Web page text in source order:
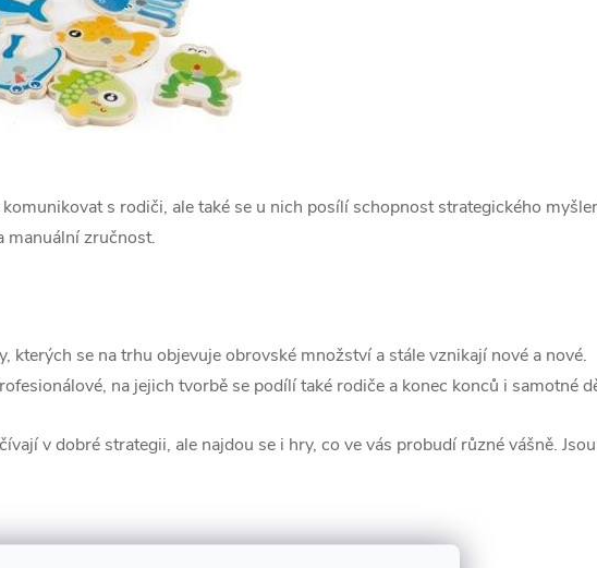
s rodiči, ale také se u nich posílí schopnost strategického
manuální zručnost.
se na trhu objevuje obrovské množství a stále vznikají nové a nové.
na jejich tvorbě se podílí také rodiče a konec konců i samotné
v dobré strategii, ale najdou se i hry, co ve vás probudí různé vášně.